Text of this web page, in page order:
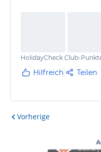
HolidayCheck Club-
Hilfreich Teilen
Vorherige
David (